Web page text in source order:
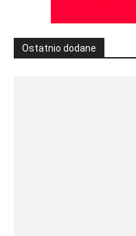
Ostatnio dodane